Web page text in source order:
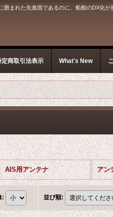
まれた先進国であるのに、船舶のDX化が
定商取引法表示 What's New
AIS用アンテナ
: 並び順: